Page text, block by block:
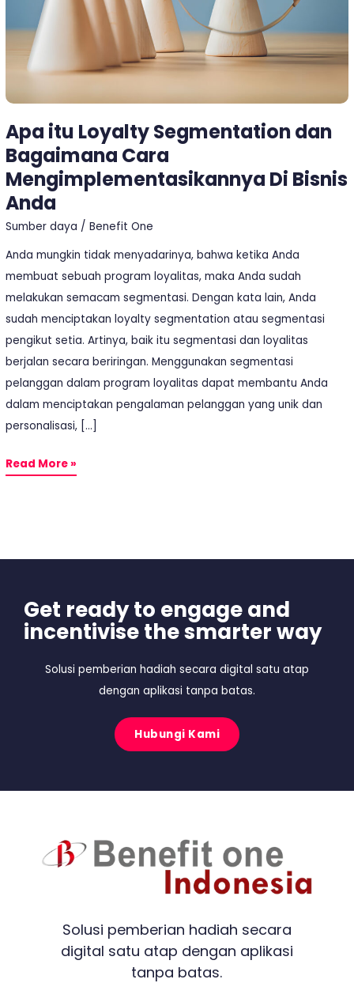
Apa itu Loyalty Segmentation dan
Bagaimana Cara
Mengimplementasikannya Di Bisnis
Anda
Sumber daya /Benefit One
Anda mungkin tidak menyadarinya, bahwa ketika Anda
membuat sebuah program loyalitas, maka Anda sudah
melakukan semacam segmentasi. Dengan kata lain, Anda
sudah menciptakan loyalty segmentation atau segmentasi
pengikut setia. Artinya, baik itu segmentasi dan loyalitas
berjalan secara beriringan. Menggunakan segmentasi
pelanggan dalam program loyalitas dapat membantu Anda
dalam menciptakan pengalaman pelanggan yang unik dan
personalisasi, […]
Bisnis
Anda
Read More »
Get ready to engage and
incentivise the smarter way
Solusi pemberian hadiah secara digital satu atap
dengan aplikasi tanpa batas.
Hubungi Kami
Solusi pemberian hadiah secara
digital satu atap dengan aplikasi
tanpa batas.